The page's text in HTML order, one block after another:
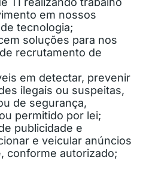
em nossos
tecnologia;
soluções para nos
recrutamento de
em detectar, prevenir
ilegais ou suspeitas,
de segurança,
permitido por lei;
publicidade e
e veicular anúncios
conforme autorizado;